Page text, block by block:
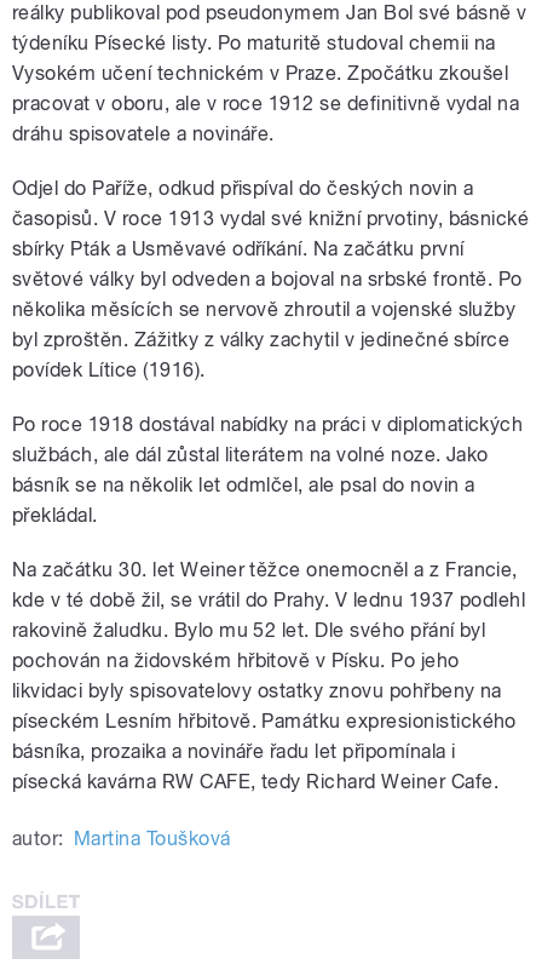
reálky publikoval pod pseudonymem Jan Bol své básně v
týdeníku Písecké listy. Po maturitě studoval chemii na
Vysokém učení technickém v Praze. Zpočátku zkoušel
pracovat v oboru, ale v roce 1912 se definitivně vydal na
dráhu spisovatele a novináře.
Odjel do Paříže, odkud přispíval do českých novin a
časopisů. V roce 1913 vydal své knižní prvotiny, básnické
sbírky Pták a Usměvavé odříkání. Na začátku první
světové války byl odveden a bojoval na srbské frontě. Po
několika měsících se nervově zhroutil a vojenské služby
byl zproštěn. Zážitky z války zachytil v jedinečné sbírce
povídek Lítice (1916).
Po roce 1918 dostával nabídky na práci v diplomatických
službách, ale dál zůstal literátem na volné noze. Jako
básník se na několik let odmlčel, ale psal do novin a
překládal.
Na začátku 30. let Weiner těžce onemocněl a z Francie,
kde v té době žil, se vrátil do Prahy. V lednu 1937 podlehl
rakovině žaludku. Bylo mu 52 let. Dle svého přání byl
pochován na židovském hřbitově v Písku. Po jeho
likvidaci byly spisovatelovy ostatky znovu pohřbeny na
píseckém Lesním hřbitově. Památku expresionistického
básníka, prozaika a novináře řadu let připomínala i
písecká kavárna RW CAFE, tedy Richard Weiner Cafe.
autor: Martina Toušková